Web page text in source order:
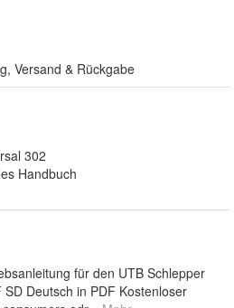
Versand & Rückgabe
302
Handbuch
für den UTB Schlepper
Deutsch in PDF Kostenloser